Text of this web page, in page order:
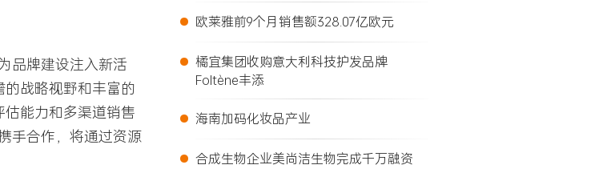
品牌建设注入新活
的战略视野和丰富的
估能力和多渠道销售
手合作，将通过资源
• 欧莱雅前9个月销售额328.07亿欧元
• 橘宜集团收购意大利科技护发品牌
Foltène丰添
• 海南加码化妆品产业
• 合成生物企业美尚洁生物完成千万融资